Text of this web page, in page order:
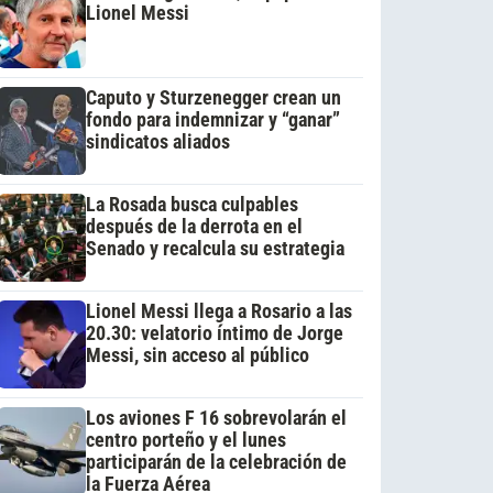
Lionel Messi
Caputo y Sturzenegger crean un
fondo para indemnizar y “ganar”
sindicatos aliados
La Rosada busca culpables
después de la derrota en el
Senado y recalcula su estrategia
Lionel Messi llega a Rosario a las
20.30: velatorio íntimo de Jorge
Messi, sin acceso al público
Los aviones F 16 sobrevolarán el
centro porteño y el lunes
participarán de la celebración de
la Fuerza Aérea